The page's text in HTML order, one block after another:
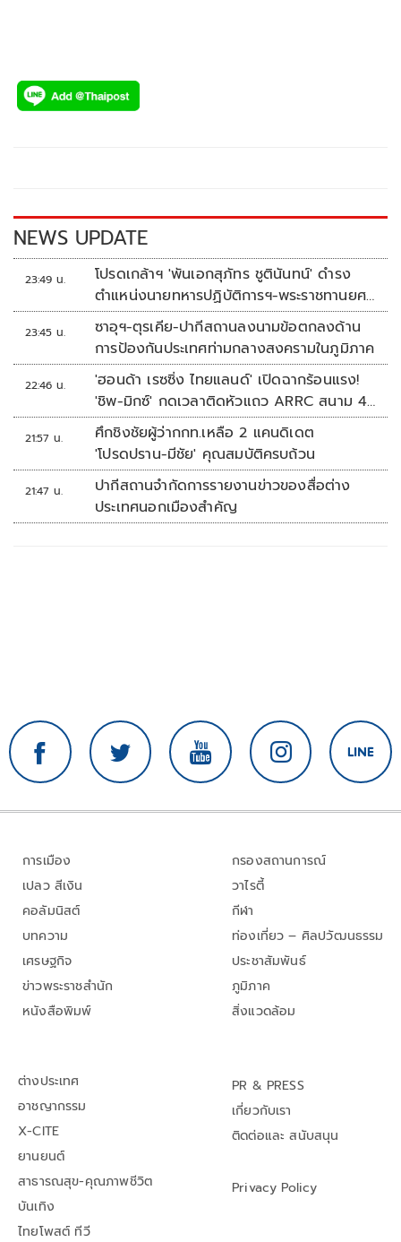
NEWS UPDATE
23:49 น.
โปรดเกล้าฯ 'พันเอกสุภัทร ชูตินันทน์' ดำรง
ตำแหน่งนายทหารปฏิบัติการฯ-พระราชทานยศ
'พลตรี'
23:45 น.
ซาอุฯ-ตุรเคีย-ปากีสถานลงนามข้อตกลงด้าน
การป้องกันประเทศท่ามกลางสงครามในภูมิภาค
22:46 น.
'ฮอนด้า เรซซิ่ง ไทยแลนด์' เปิดฉากร้อนแรง!
'ชิพ-มิกซ์' กดเวลาติดหัวแถว ARRC สนาม 4
ที่มัลดาลิกา
21:57 น.
ศึกชิงชัยผู้ว่ากกท.เหลือ 2 แคนดิเดต
'โปรดปราน-มีชัย' คุณสมบัติครบถ้วน
21:47 น.
ปากีสถานจำกัดการรายงานข่าวของสื่อต่าง
ประเทศนอกเมืองสำคัญ
การเมือง
เปลว สีเงิน
คอลัมนิสต์
บทความ
เศรษฐกิจ
ข่าวพระราชสำนัก
หนังสือพิมพ์
กรองสถานการณ์
วาไรตี้
กีฬา
ท่องเที่ยว – ศิลปวัฒนธรรม
ประชาสัมพันธ์
ภูมิภาค
สิ่งแวดล้อม
ต่างประเทศ
อาชญากรรม
X-CITE
ยานยนต์
สาธารณสุข-คุณภาพชีวิต
บันเทิง
ไทยโพสต์ ทีวี
PR & PRESS
เกี่ยวกับเรา
ติดต่อและ สนับสนุน
Privacy Policy